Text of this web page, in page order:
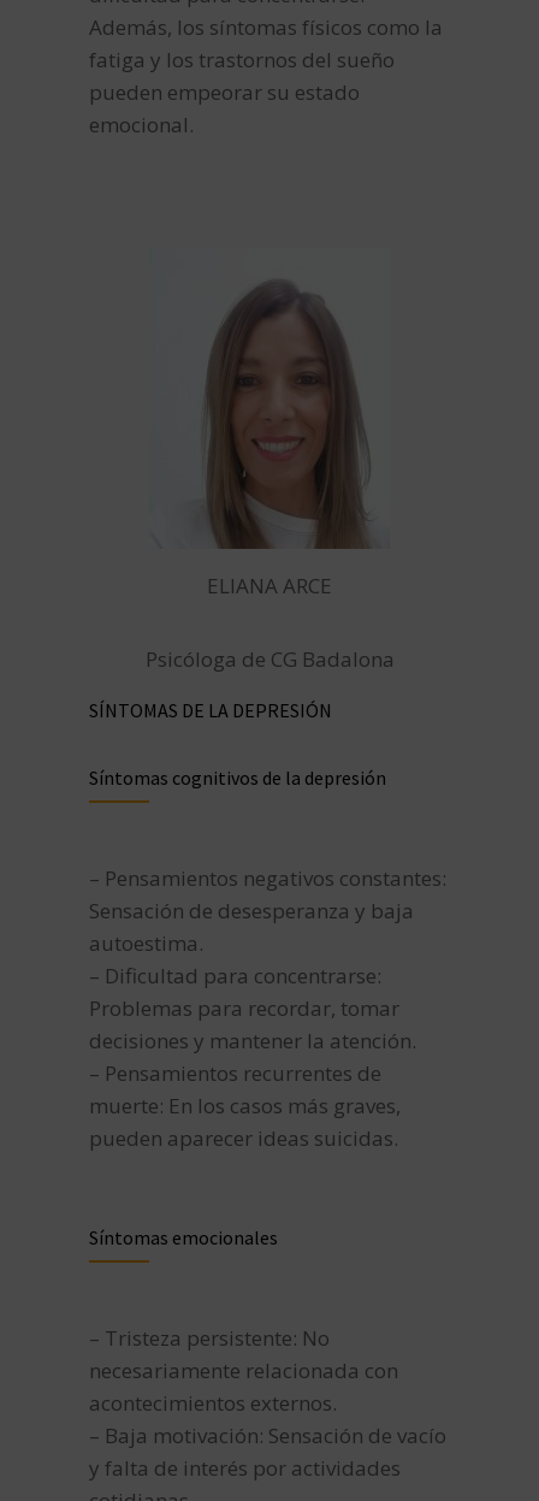
Además, los síntomas físicos como la
fatiga y los trastornos del sueño
pueden empeorar su estado
emocional.
ELIANA ARCE
Psicóloga de CG Badalona
SÍNTOMAS DE LA DEPRESIÓN
Síntomas cognitivos de la depresión
– Pensamientos negativos constantes:
Sensación de desesperanza y baja
autoestima.
– Dificultad para concentrarse:
Problemas para recordar, tomar
decisiones y mantener la atención.
– Pensamientos recurrentes de
muerte: En los casos más graves,
pueden aparecer ideas suicidas.
Síntomas emocionales
– Tristeza persistente: No
necesariamente relacionada con
acontecimientos externos.
– Baja motivación: Sensación de vacío
y falta de interés por actividades